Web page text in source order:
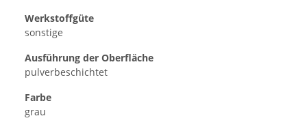
Werkstoffgüte
sonstige
Ausführung der Oberfläche
pulverbeschichtet
Farbe
grau